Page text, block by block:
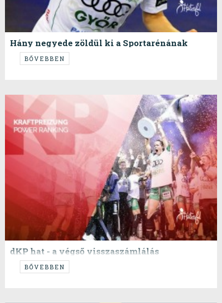
Hány negyede zöldül ki a Sportarénának
májusban? - dKP
BŐVEBBEN
dKP hat - a végső visszaszámlálás
Erre is régen volt példa: ha csak dKP szintjén is, de egy teljes félszezont
végigkövettünk a női vonalon. Ünnepeljünk!
BŐVEBBEN